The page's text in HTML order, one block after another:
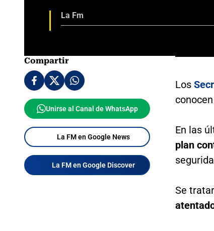
La Fm
Compartir
Unirse al Canal de WhatsApp
La FM en Google News
La FM en Google Discover
Los
En las
plan
Se